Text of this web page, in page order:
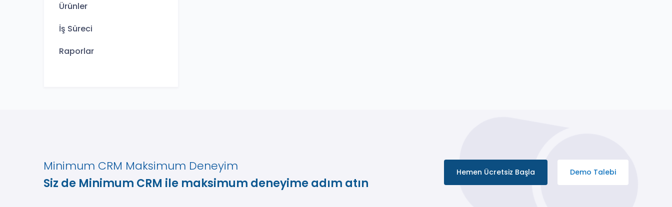
Ürünler
İş Süreci
Raporlar
Minimum CRM Maksimum Deneyim
Siz de Minimum CRM ile maksimum deneyime adım atın
Hemen Ücretsiz Başla Demo Talebi